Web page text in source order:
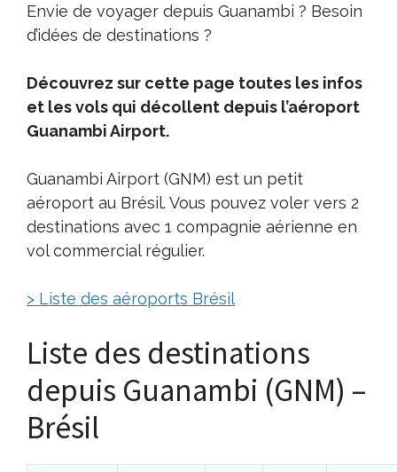
Envie de voyager depuis Guanambi ? Besoin
d’idées de destinations ?
Découvrez sur cette page toutes les infos
et les vols qui décollent depuis l’aéroport
Guanambi Airport.
Guanambi Airport (GNM) est un petit
aéroport au Brésil. Vous pouvez voler vers 2
destinations avec 1 compagnie aérienne en
vol commercial régulier.
> Liste des aéroports Brésil
Liste des destinations
depuis Guanambi (GNM) –
Brésil